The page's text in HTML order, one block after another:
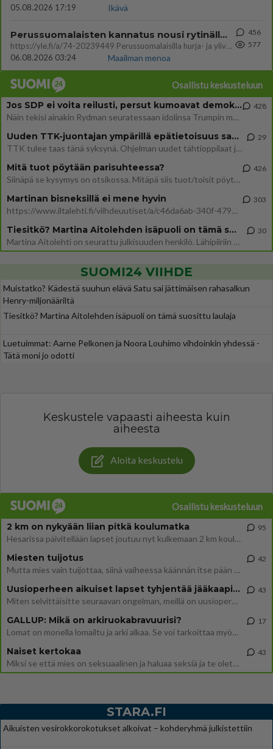
05.08.2026 17:19
Ikävä
Perussuomalaisten kannatus nousi rytinällä Ylen tänään julkaisemassa tuoreimmassa gallup-kyselyssä.
https://yle.fi/a/74-20239449 Perussuomalaisilla hurja- ja ylivoimaisesti suurin nousu tässä uudessa Ylen gallupissa. Kyl
06.08.2026 03:24
Maailman menoa
456
577
Osallistu keskusteluun
Jos SDP ei voita reilusti, persut kumoavat demokratian Suomesta
Näin tekisi ainakin Rydman seuratessaan idolinsa Trumpin mallia https://www.is.fi/politiikka/art-2000012187244.html
428
Uuden TTK-juontajan ympärillä epätietoisuus sakenee - Nyt MTV hämmentää soppaa
TTK tulee taas tänä syksynä. Ohjelman uudet tähtioppilaat julkistetaan torstaina 6. elokuuta klo 14 alkavassa lehdistö
29
Mitä tuot pöytään parisuhteessa?
Siinäpä se kysymys on otsikossa. Mitäpä siis tuot/toisit pöytään parisuhteessa? Oletko mies vai nainen? Koetko sen mitä
426
Martinan bisneksillä ei mene hyvin
https://www.iltalehti.fi/viihdeuutiset/a/c46da6ab-340f-4790-aaa7-0865eed2336 Yrityksen konkurssihakemus on tullut kärä
303
Tiesitkö? Martina Aitolehden isäpuoli on tämä suosittu laulaja
Martina Aitolehti on seurattu julkisuuden henkilö. Lähipiiriin mahtuu muitakin tunnettuja henkilöitä. Tiesitkö, että Ma
30
SUOMI24 VIIHDE
Muistatko? Kädestä suuhun elävä Satu sai jättimäisen rahasalkun
Henry-miljonääriltä
Tiesitkö? Martina Aitolehden isäpuoli on tämä suosittu laulaja
Luetuimmat: Aarne Pelkonen ja Noora Louhimo vihdoinkin yhdessä -
Tätä moni jo odotti
Keskustele vapaasti aiheesta kuin
aiheesta
Aloita keskustelu
Osallistu keskusteluun
2 km on nykyään liian pitkä koulumatka
Hesarissa päivitellään lapset joutuu nyt kulkemaan 2 km kouluun jösses. Ruostefillarilla tuo matka menee vaikka miten äk
95
Miesten tuijotus
Mutta mies vain tuijottaa, siinä vaiheessa käännän itse pään pois. Mikä juttu? Yleensä jos joku tuijottaa tai katsoo, hä
42
Uusioperheen aikuiset lapset tyhjentää jääkaapin käydessään
Miten selvittäisitte seuraavan ongelman, meillä on uusioperhe, minulla teini-ikäiset lapset ja puolisolla aikuiset, jotk
43
GALLUP: Mikä on arkiruokabravuurisi?
Lomat on monella lomailtu ja arki alkaa. Se voi tarkoittaa myös sitä, että grillailut on grillattu ja palataan arjen ruo
17
Naiset kertokaa
Miksi se että mies on seksuaalinen ja haluaa seksiä ja te olette hänen mielestänne haluttava on vastenmielistä? Mikä sii
43
STARA.FI
Aikuisten vesirokkorokotukset alkoivat – kohderyhmä julkistettiin